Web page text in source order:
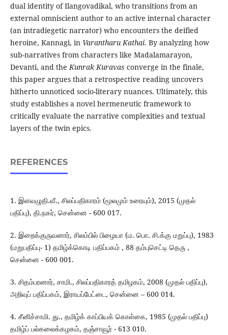
dual identity of Ilangovadikal, who transitions from an
external omniscient author to an active internal character
(an intradiegetic narrator) who encounters the deified
heroine, Kannagi, in Varantharu Kathai. By analyzing how
sub-narratives from characters like Madalamarayon,
Devanti, and the Kunrak Kuravas converge in the finale,
this paper argues that a retrospective reading uncovers
hitherto unnoticed socio-literary nuances. Ultimately, this
study establishes a novel hermeneutic framework to
critically evaluate the narrative complexities and textual
layers of the twin epics.
REFERENCES
1. இளவழுதி.வீ., சிலப்பதிகாரம் (மூலமும் உரையும்), 2015 (முதல்
பதிப்பு), தி.நகர், சென்னை - 600 017.
2. இறைக்குருவனார், சிலம்பில் பிழையா (ம. பொ. சி.க்கு மறுப்பு), 1983
(மறுபதிப்பு- 1) தமிழ்க்கொடி பதிப்பகம் , 88 தம்புசெட்டி தெரு ,
சென்னை - 600 001.
3. சிதம்பரனார், சாமி., சிலப்பதிகாரத் தமிழகம், 2008 (முதல் பதிப்பு),
அறிவுப் பதிப்பகம், இராயப்பேட்டை, சென்னை – 600 014.
4. சீனிச்சாமி. து., தமிழ்க் காப்பியக் கொள்கை, 1985 (முதல் பதிப்பு)
தமிழ்ப் பல்கலைக்கழகம், தஞ்சாவூர் - 613 010.